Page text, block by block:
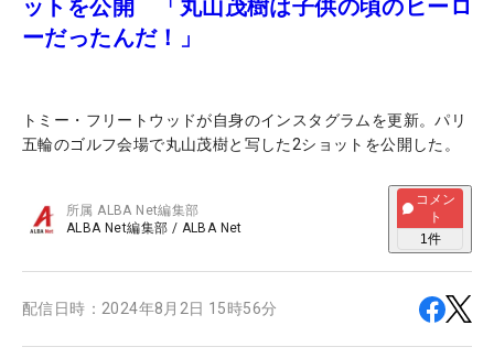
ットを公開 「丸山茂樹は子供の頃のヒーロ
ーだったんだ！」
トミー・フリートウッドが自身のインスタグラムを更新。パリ
五輪のゴルフ会場で丸山茂樹と写した2ショットを公開した。
所属ALBA Net編集部
ALBA Net編集部 / ALBA Net
コメン
ト
1件
配信日時： 2024年8月2日 15時56分